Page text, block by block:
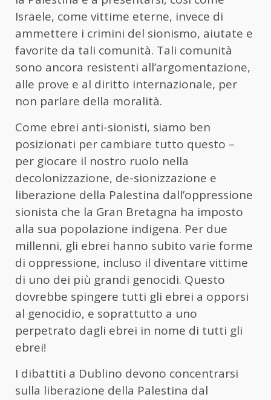
Israele, come vittime eterne, invece di
ammettere i crimini del sionismo, aiutate e
favorite da tali comunità. Tali comunità
sono ancora resistenti all’argomentazione,
alle prove e al diritto internazionale, per
non parlare della moralità.
Come ebrei anti-sionisti, siamo ben
posizionati per cambiare tutto questo –
per giocare il nostro ruolo nella
decolonizzazione, de-sionizzazione e
liberazione della Palestina dall’oppressione
sionista che la Gran Bretagna ha imposto
alla sua popolazione indigena. Per due
millenni, gli ebrei hanno subito varie forme
di oppressione, incluso il diventare vittime
di uno dei più grandi genocidi. Questo
dovrebbe spingere tutti gli ebrei a opporsi
al genocidio, e soprattutto a uno
perpetrato dagli ebrei in nome di tutti gli
ebrei!
I dibattiti a Dublino devono concentrarsi
sulla liberazione della Palestina dal